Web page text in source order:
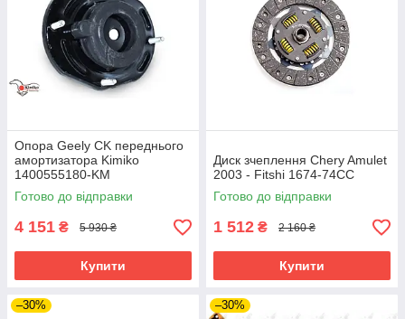
Опора Geely CK переднього
амортизатора Kimiko
1400555180-KM
Готово до відправки
4 151 ₴ 5 930 ₴
Купити
Диск зчеплення Chery Amulet
2003 - Fitshi 1674-74CC
Готово до відправки
1 512 ₴ 2 160 ₴
Купити
–30% –30%